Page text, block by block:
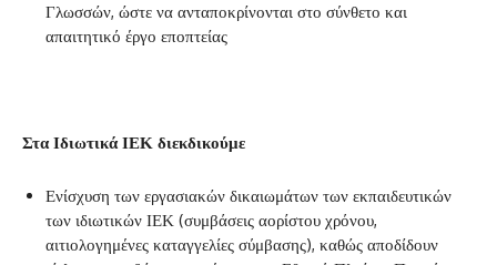
Γλωσσών, ώστε να ανταποκρίνονται στο σύνθετο και
απαιτητικό έργο εποπτείας
Στα Ιδιωτικά ΙΕΚ διεκδικούμε
Ενίσχυση των εργασιακών δικαιωμάτων των εκπαιδευτικών
των ιδιωτικών ΙΕΚ (συμβάσεις αορίστου χρόνου,
αιτιολογημένες καταγγελίες σύμβασης), καθώς αποδίδουν